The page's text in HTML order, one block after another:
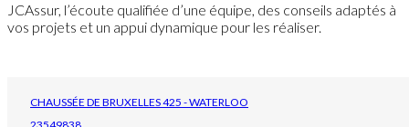
JCAssur, l’écoute qualifiée d’une équipe, des conseils adaptés à
vos projets et un appui dynamique pour les réaliser.
CHAUSSÉE DE BRUXELLES 425 - WATERLOO